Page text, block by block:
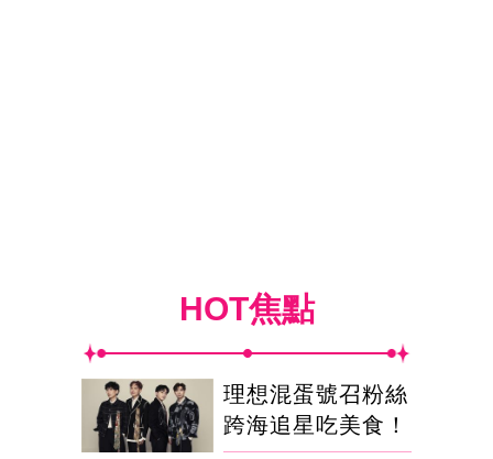
HOT焦點
理想混蛋號召粉絲
跨海追星吃美食！